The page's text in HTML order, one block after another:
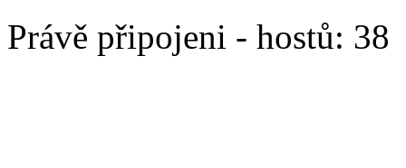
Právě připojeni - hostů: 38